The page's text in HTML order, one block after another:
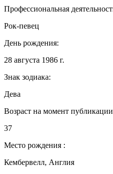
Профессиональная
Рок-певец
День рождения:
28 августа 1986 г.
Знак зодиака:
Дева
Возраст на момент
37
Место рождения :
Кембервелл, Англия